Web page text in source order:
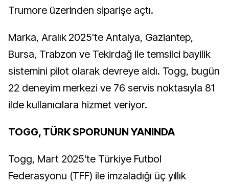
Trumore üzerinden siparişe açtı.
Marka, Aralık 2025'te Antalya, Gaziantep,
Bursa, Trabzon ve Tekirdağ ile temsilci bayilik
sistemini pilot olarak devreye aldı. Togg, bugün
22 deneyim merkezi ve 76 servis noktasıyla 81
ilde kullanıcılara hizmet veriyor.
TOGG, TÜRK SPORUNUN YANINDA
Togg, Mart 2025'te Türkiye Futbol
Federasyonu (TFF) ile imzaladığı üç yıllık